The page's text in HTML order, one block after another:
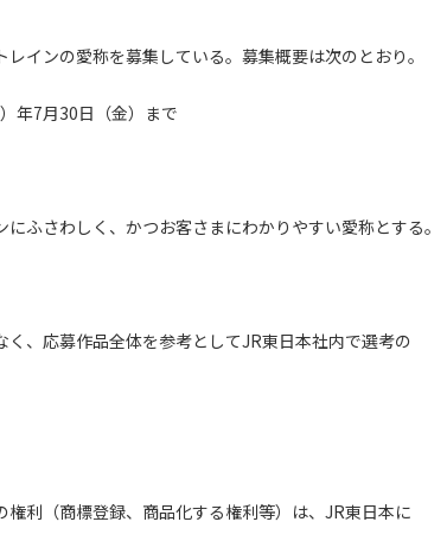
インの愛称を募集している。募集概要は次のとおり。
年7月30日（金）まで
ふさわしく、かつお客さまにわかりやすい愛称とする。
、応募作品全体を参考としてJR東日本社内で選考の
利（商標登録、商品化する権利等）は、JR東日本に